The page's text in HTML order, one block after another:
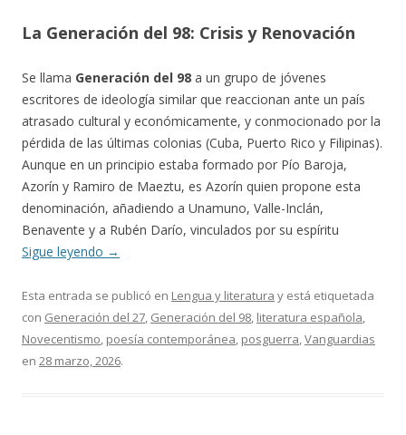
La Generación del 98: Crisis y Renovación
Se llama Generación del 98 a un grupo de jóvenes
escritores de ideología similar que reaccionan ante un país
atrasado cultural y económicamente, y conmocionado por la
pérdida de las últimas colonias (Cuba, Puerto Rico y Filipinas).
Aunque en un principio estaba formado por Pío Baroja,
Azorín y Ramiro de Maeztu, es Azorín quien propone esta
denominación, añadiendo a Unamuno, Valle-Inclán,
Benavente y a Rubén Darío, vinculados por su espíritu
Sigue leyendo →
Esta entrada se publicó en Lengua y literatura y está etiquetada
con Generación del 27, Generación del 98, literatura española,
Novecentismo, poesía contemporánea, posguerra,Vanguardias
en 28 marzo, 2026.